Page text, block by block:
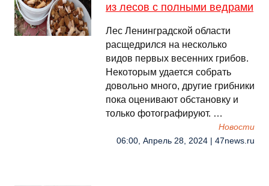
из лесов с полными ведрами
Лес Ленинградской области
расщедрился на несколько
видов первых весенних грибов.
Некоторым удается собрать
довольно много, другие грибники
пока оценивают обстановку и
только фотографируют. …
Новости
06:00, Апрель 28, 2024 | 47news.ru